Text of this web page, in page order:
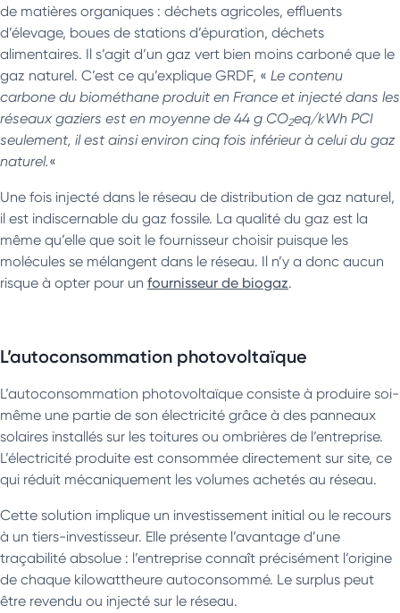
de matières organiques : déchets agricoles, effluents
d’élevage, boues de stations d’épuration, déchets
alimentaires. Il s’agit d’un gaz vert bien moins carboné que le
gaz naturel. C’est ce qu’explique GRDF, « Le contenu
carbone du biométhane produit en France et injecté dans les
réseaux gaziers est en moyenne de 44 g CO2eq/kWh PCI
seulement, il est ainsi environ cinq fois inférieur à celui du gaz
naturel.«
Une fois injecté dans le réseau de distribution de gaz naturel,
il est indiscernable du gaz fossile. La qualité du gaz est la
même qu’elle que soit le fournisseur choisir puisque les
molécules se mélangent dans le réseau. Il n’y a donc aucun
risque à opter pour un fournisseur de biogaz.
L’autoconsommation photovoltaïque
L’autoconsommation photovoltaïque consiste à produire soi-
même une partie de son électricité grâce à des panneaux
solaires installés sur les toitures ou ombrières de l’entreprise.
L’électricité produite est consommée directement sur site, ce
qui réduit mécaniquement les volumes achetés au réseau.
Cette solution implique un investissement initial ou le recours
à un tiers-investisseur. Elle présente l’avantage d’une
traçabilité absolue : l’entreprise connaît précisément l’origine
de chaque kilowattheure autoconsommé. Le surplus peut
être revendu ou injecté sur le réseau.